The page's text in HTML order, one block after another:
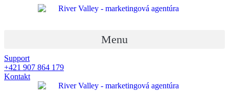
Menu
Support
+421 907 864 179
Kontakt